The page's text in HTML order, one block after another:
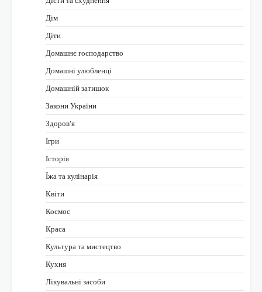
Дім
Діти
Домашнє господарство
Домашні улюбленці
Домашній затишок
Закони України
Здоров'я
Ігри
Історія
Їжа та кулінарія
Квіти
Космос
Краса
Культура та мистецтво
Кухня
Лікувальні засоби